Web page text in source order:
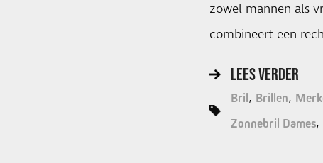
zowel mannen als
combineert een
LEES VERDER
Bril Brillen
Zonnebril Dames